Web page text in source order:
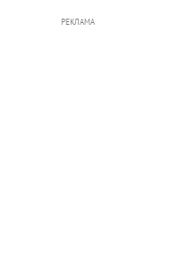
РЕКЛАМА